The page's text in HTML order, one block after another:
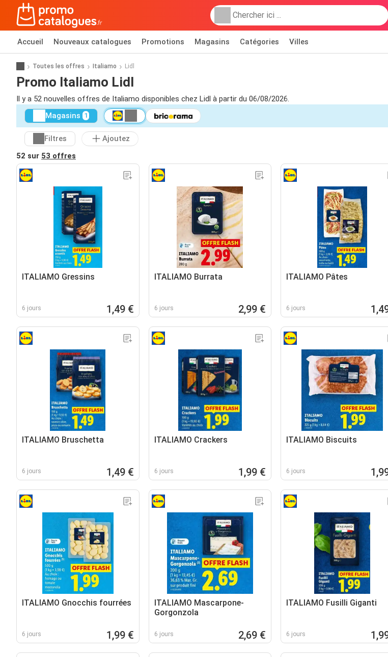
Accueil Nouveaux catalogues Promotions Magasins Catégories Villes
Toutes les offres Italiamo Lidl
Promo Italiamo Lidl
Il y a 52 nouvelles offres de Italiamo disponibles chez Lidl à partir du 06/08/2026.
Magasins 1
Filtres
Ajoutez
52 sur 53 offres
ITALIAMO Gressins
6 jours 1,49 €
ITALIAMO Burrata
6 jours 2,99 €
ITALIAMO Pâtes
6 jours
ITALIAMO Bruschetta
6 jours 1,49 €
ITALIAMO Crackers
6 jours 1,99 €
ITALIAMO Biscuits
6 jours
ITALIAMO Gnocchis fourrées
6 jours 1,99 €
ITALIAMO Mascarpone-
Gorgonzola
6 jours 2,69 €
ITALIAMO Fusilli Giganti
6 jours